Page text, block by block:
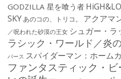
GODZILLA 星を喰う者
SKYあのコの、トリコ。 アクアマ
／呪われた砂漠の王女 シュガー・ラ
ラシック・ワールド／炎
バース スパイダーマン：ホーム
ファンタスティック・